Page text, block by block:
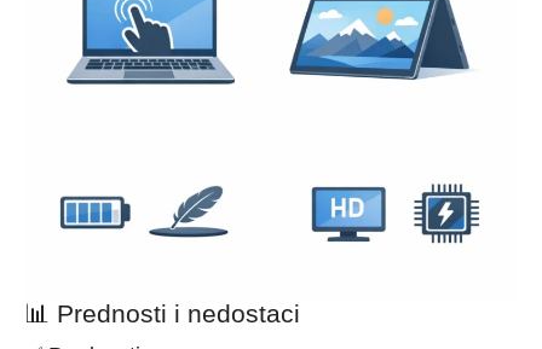
📊 Prednosti i nedostaci